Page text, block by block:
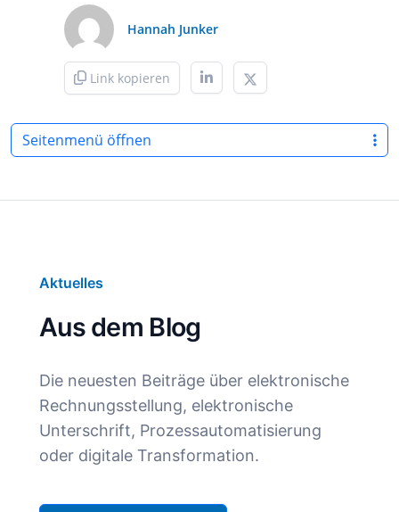
Hannah Junker
Link kopieren
Seitenmenü öffnen
Aktuelles
Aus dem Blog
Die neuesten Beiträge über elektronische
Rechnungsstellung, elektronische
Unterschrift, Prozessautomatisierung
oder digitale Transformation.